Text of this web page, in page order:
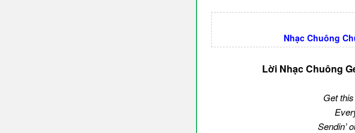
Nhạc Chuông
Lời Nhạc Chuông
Get
Sendin’